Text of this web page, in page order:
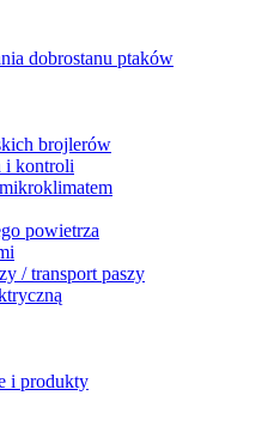
dobrostanu ptaków
brojlerów
i kontroli
powietrza
/ transport paszy
i produkty